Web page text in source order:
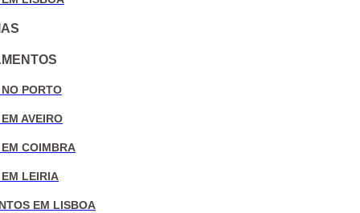
PORTO
AVEIRO
COIMBRA
LEIRIA
EM LISBOA